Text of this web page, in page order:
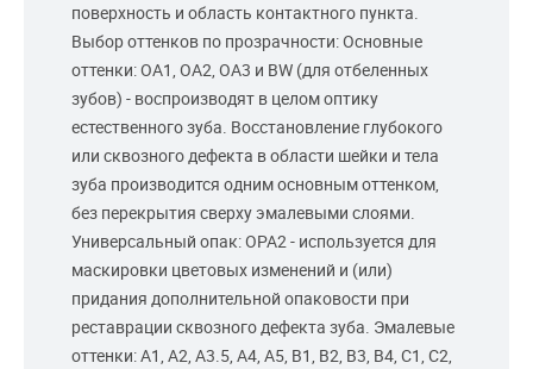
поверхность и область контактного пункта.
Выбор оттенков по прозрачности: Основные
оттенки: ОА1, ОА2, ОА3 и BW (для отбеленных
зубов) - воспроизводят в целом оптику
естественного зуба. Восстановление глубокого
или сквозного дефекта в области шейки и тела
зуба производится одним основным оттенком,
без перекрытия сверху эмалевыми слоями.
Универсальный опак: ОРА2 - используется для
маскировки цветовых изменений и (или)
придания дополнительной опаковости при
реставрации сквозного дефекта зуба. Эмалевые
оттенки: А1, А2, А3.5, А4, А5, В1, В2, В3, В4, С1, С2,